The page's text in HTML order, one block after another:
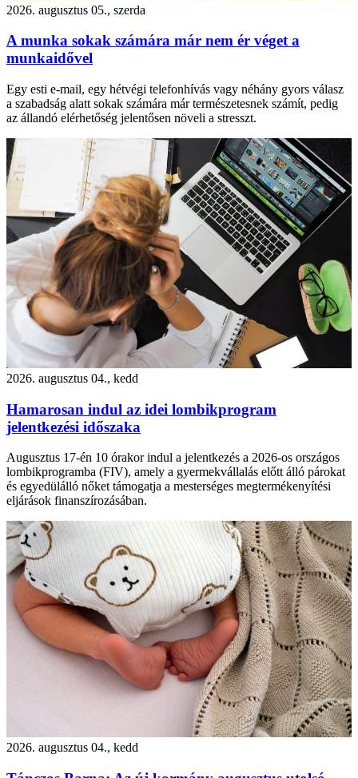
2026. augusztus 05., szerda
A munka sokak számára már nem ér véget a
munkaidővel
Egy esti e-mail, egy hétvégi telefonhívás vagy néhány gyors válasz
a szabadság alatt sokak számára már természetesnek számít, pedig
az állandó elérhetőség jelentősen növeli a stresszt.
2026. augusztus 04., kedd
Hamarosan indul az idei lombikprogram
jelentkezési időszaka
Augusztus 17-én 10 órakor indul a jelentkezés a 2026-os országos
lombikprogramba (FIV), amely a gyermekvállalás előtt álló párokat
és egyedülálló nőket támogatja a mesterséges megtermékenyítési
eljárások finanszírozásában.
2026. augusztus 04., kedd